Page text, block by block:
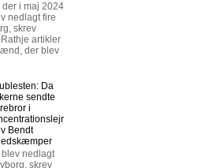
der i maj 2024
nedlagt fire
skrev
artikler
der blev
Da
sendte
i
Bendt
nedlagt
skrev